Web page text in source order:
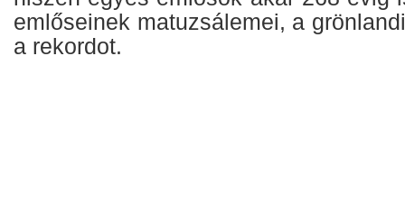
emlőseinek matuzsálemei, a
a rekordot.